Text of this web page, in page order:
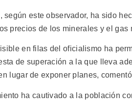
según este observador, ha sido
precios de los minerales y el
en filas del oficialismo ha
de superación a la que lleva
lugar de exponer planes,
ha cautivado a la población